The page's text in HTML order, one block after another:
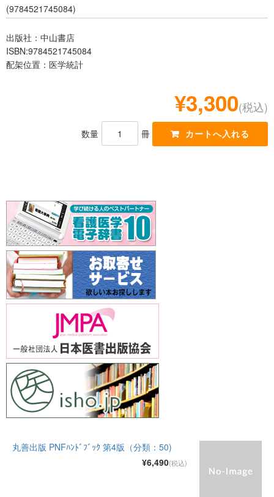
(9784521745084)
出版社：中山書店
ISBN:9784521745084
配架位置：医学統計
¥3,300(税込)
数量 冊
丸善出版 PNFﾊﾝﾄﾞﾌﾞｯｸ 第4版（分類：50)
¥6,490(税込)